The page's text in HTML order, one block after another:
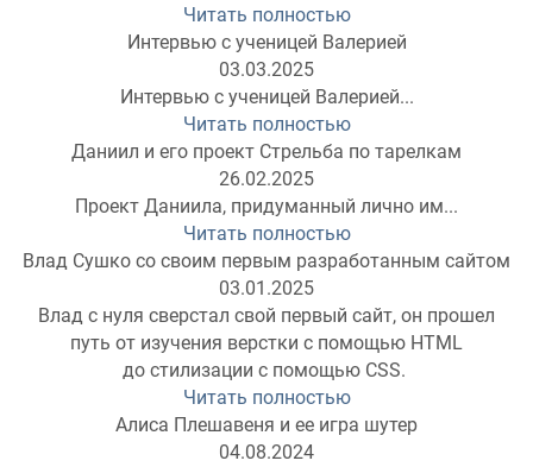
Читать полностью
Интервью с ученицей Валерией
03.03.2025
Интервью с ученицей Валерией...
Читать полностью
Даниил и его проект Стрельба по тарелкам
26.02.2025
Проект Даниила, придуманный лично им...
Читать полностью
Влад Сушко со своим первым разработанным сайтом
03.01.2025
Влад с нуля сверстал свой первый сайт, он прошел
путь от изучения верстки с помощью HTML
до стилизации с помощью CSS.
Читать полностью
Алиса Плешавеня и ее игра шутер
04.08.2024